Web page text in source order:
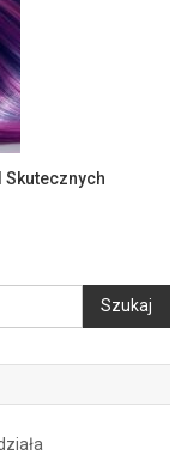
Skutecznych
Szukaj